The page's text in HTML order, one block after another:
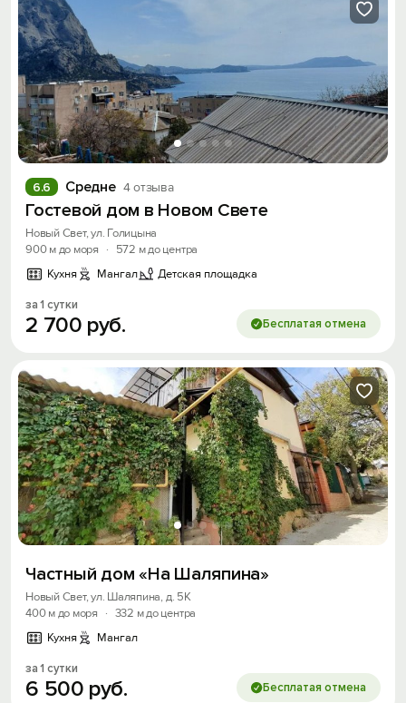
Средне 4 отзыва
6.6
Гостевой дом в Новом Свете
Новый Свет, ул. Голицына
900 м до моря
·
572 м до центра
Кухня
Мангал Детская площадка
за 1 сутки
2 700 руб. Бесплатая отмена
Частный дом «На Шаляпина»
Новый Свет, ул. Шаляпина, д. 5К
400 м до моря
· 332 м до центра
Кухня
Мангал
за 1 сутки
6 500 руб. Бесплатая отмена
Скидка −5%
Хочешь дешевле? Оставь почту и получи
промокод на первое бронирование!
Получить промокод